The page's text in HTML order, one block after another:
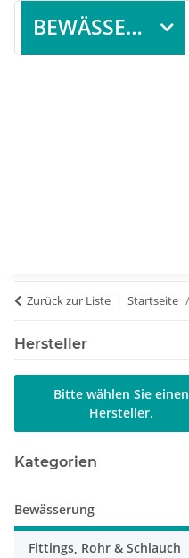
BEWÄSSERUNG
Zurück zur Liste Startseite
Hersteller
Bitte wählen Sie einen
Hersteller.
Kategorien
Bewässerung
Fittings, Rohr & Schlauch